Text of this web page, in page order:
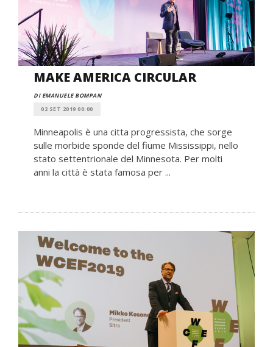
MAKE AMERICA CIRCULAR
DI EMANUELE BOMPAN
02 SET 2019 00:00
Minneapolis è una citta progressista, che sorge
sulle morbide sponde del fiume Mississippi, nello
stato settentrionale del Minnesota. Per molti
anni la città è stata famosa per ...